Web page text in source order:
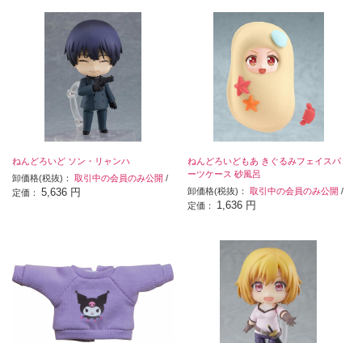
ねんどろいど ソン・リャンハ
卸価格(税抜)： 取引中の会員のみ公開 /
定価： 5,636 円
ねんどろいどもあ きぐるみフェイスパ
ーツケース 砂風呂
卸価格(税抜)：取引中の会員のみ公開 /
定価： 1,636 円